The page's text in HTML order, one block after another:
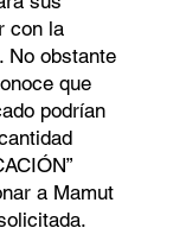
con la
No obstante
que
podrían
a Mamut